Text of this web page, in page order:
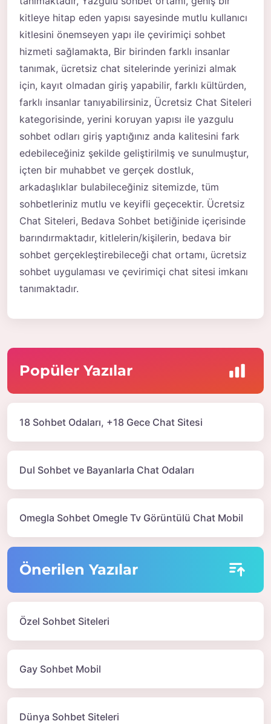
kitleye hitap eden yapısı sayesinde mutlu kullanıcı
kitlesini önemseyen yapı ile çevirimiçi sohbet
hizmeti sağlamakta, Bir birinden farklı insanlar
tanımak, ücretsiz chat sitelerinde yerinizi almak
için, kayıt olmadan giriş yapabilir, farklı kültürden,
farklı insanlar tanıyabilirsiniz, Ücretsiz Chat Siteleri
kategorisinde, yerini koruyan yapısı ile yazgulu
sohbet odları giriş yaptığınız anda kalitesini fark
edebileceğiniz şekilde geliştirilmiş ve sunulmuştur,
içten bir muhabbet ve gerçek dostluk,
arkadaşlıklar bulabileceğiniz sitemizde, tüm
sohbetleriniz mutlu ve keyifli geçecektir. Ücretsiz
Chat Siteleri, Bedava Sohbet betiğinide içerisinde
barındırmaktadır, kitlelerin/kişilerin, bedava bir
sohbet gerçekleştirebileceği chat ortamı, ücretsiz
sohbet uygulaması ve çevirimiçi chat sitesi imkanı
tanımaktadır.
Popüler Yazılar
18 Sohbet Odaları, +18 Gece Chat Sitesi
Dul Sohbet ve Bayanlarla Chat Odaları
Omegla Sohbet Omegle Tv Görüntülü Chat Mobil
Önerilen Yazılar
Özel Sohbet Siteleri
Gay Sohbet Mobil
Dünya Sohbet Siteleri